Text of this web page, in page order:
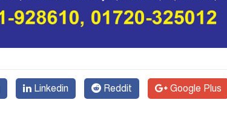
Linkedin Reddit Google Plus